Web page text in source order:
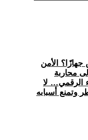
الأمن
محاربة
الرقمي… لا
وتمنع أسبابه